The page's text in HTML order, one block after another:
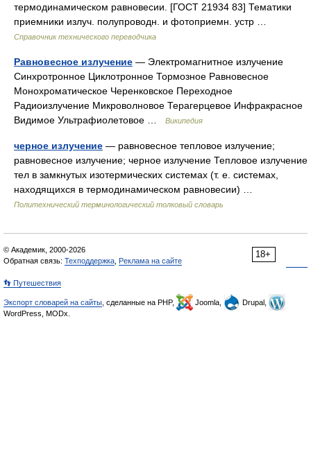
термодинамическом равновесии. [ГОСТ 21934 83] Тематики
приемники излуч. полупроводн. и фотоприемн. устр …
Справочник технического переводчика
Равновесное излучение — Электромагнитное излучение
Синхротронное Циклотронное Тормозное Равновесное
Монохроматическое Черенковское Переходное
Радиоизлучение Микроволновое Терагерцевое Инфракрасное
Видимое Ультрафиолетовое …
Википедия
черное излучение — равновесное тепловое излучение;
равновесное излучение; черное излучение Тепловое излучение
тел в замкнутых изотермических системах (т. е. системах,
находящихся в термодинамическом равновесии) …
Политехнический терминологический толковый словарь
18+
© Академик, 2000-2026
Обратная связь: Техподдержка Реклама на сайте
👣 Путешествия
Экспорт словарей на сайты , сделанные на PHP, Joomla,
Drupal,
WordPress, MODx.